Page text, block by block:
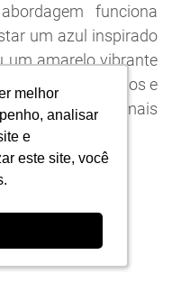
melhor
analisar
e
este site, você
melhor
analisar
e
este site, você
funciona
um azul inspirado
um amarelo vibrante
ir aos poucos e
parede mais
ajudar: